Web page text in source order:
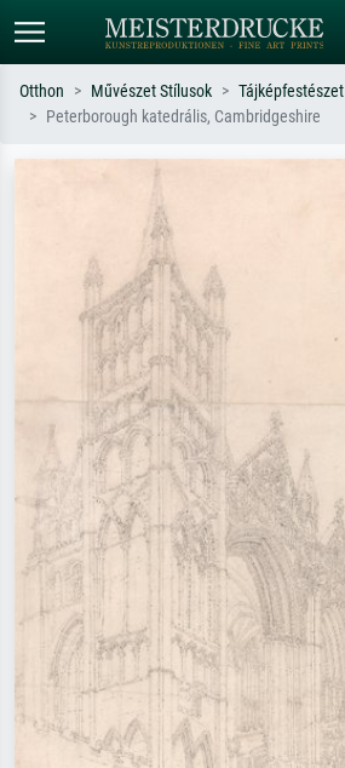
szerint – pl. Monet, Csillagos éj,
impresszionizmus, Hokusai-hullám,
Otthon Művészet Stílusok Tájképfestészet
Peterborough katedrális, Cambridgeshire